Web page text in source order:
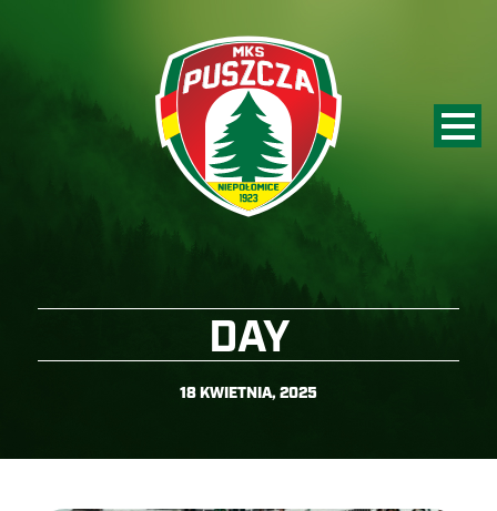
DAY
18 KWIETNIA, 2025